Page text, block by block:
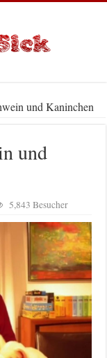
und Kaninchen
und
5,843 Besucher